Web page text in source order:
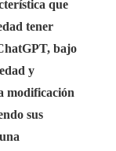
que
tener
bajo
y
modificación
sus